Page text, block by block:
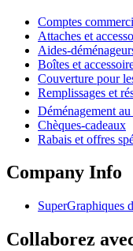
Comptes
Attaches et
Aides-
Boîtes et
Couverture pour
Remplissages et
Déménagement
Chèques-cadeaux
Rabais et offres
Company Info
SuperGraphiques
Collaborez